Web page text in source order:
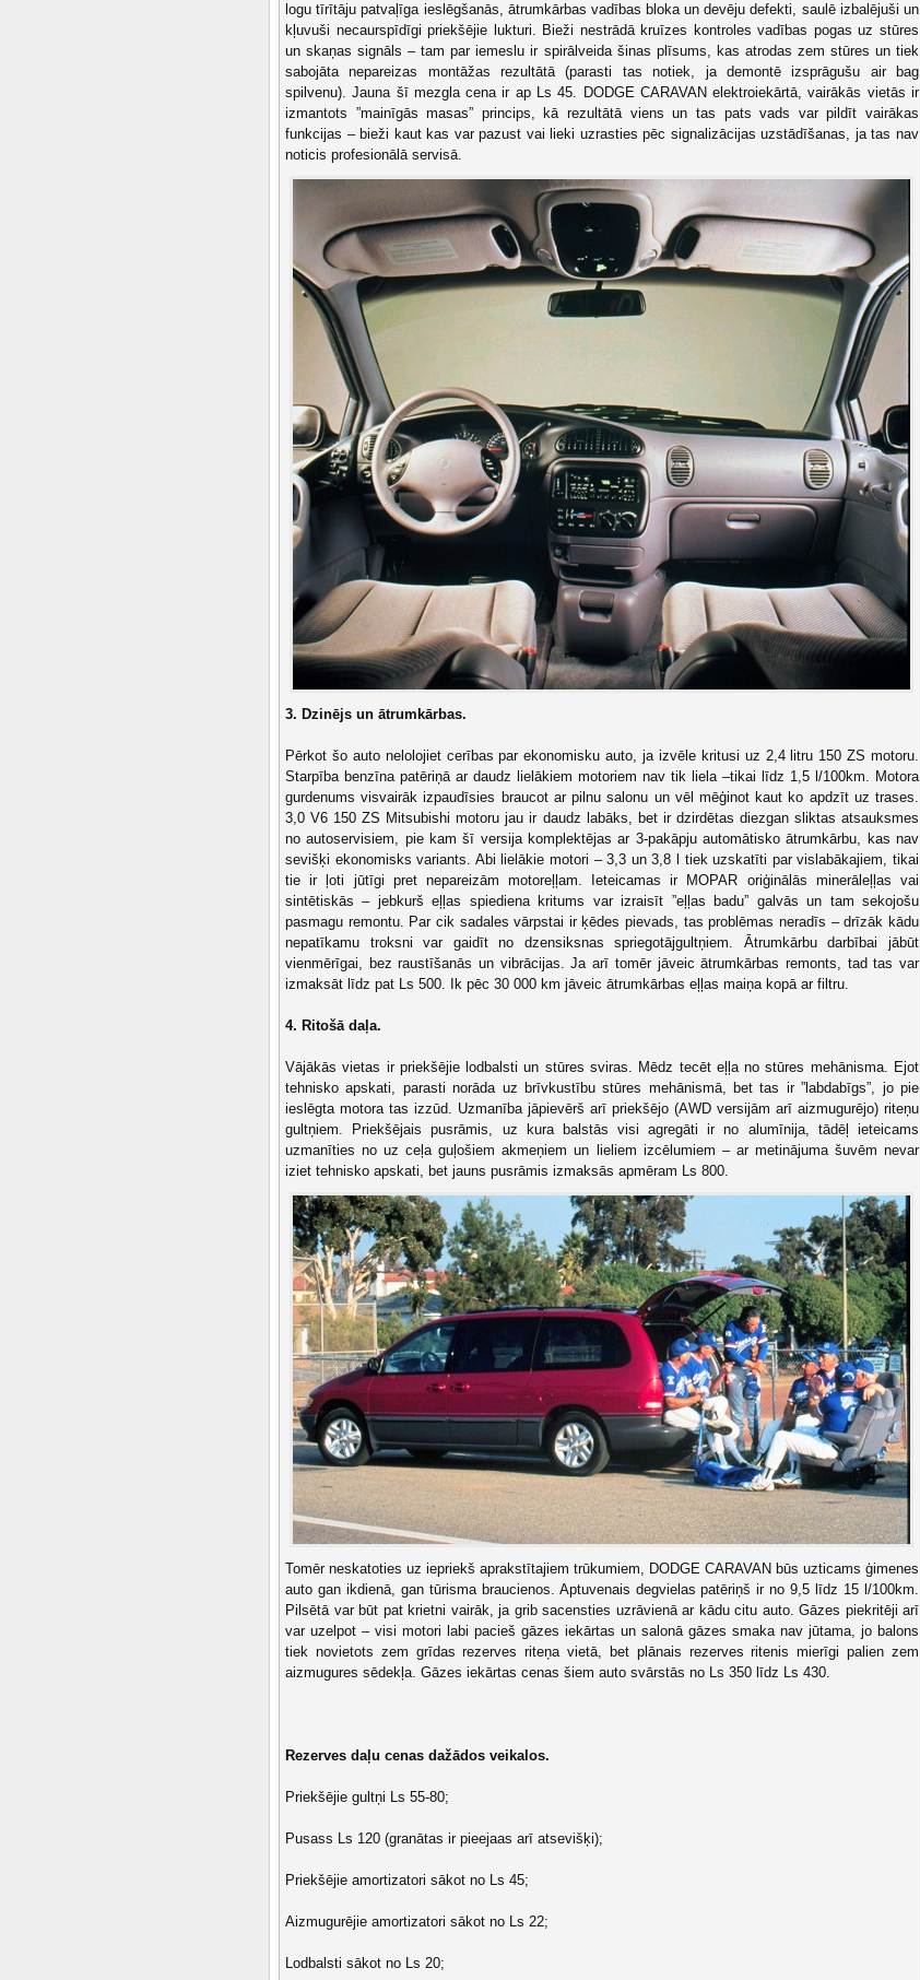
logu tīrītāju patvaļīga ieslēgšanās, ātrumkārbas vadības bloka un devēju defekti, saulē izbalējuši un
kļuvuši necaurspīdīgi priekšējie lukturi. Bieži nestrādā kruīzes kontroles vadības pogas uz stūres
un skaņas signāls – tam par iemeslu ir spirālveida šinas plīsums, kas atrodas zem stūres un tiek
sabojāta nepareizas montāžas rezultātā (parasti tas notiek, ja demontē izsprāgušu air bag
spilvenu). Jauna šī mezgla cena ir ap Ls 45. DODGE CARAVAN elektroiekārtā, vairākās vietās ir
izmantots ”mainīgās masas” princips, kā rezultātā viens un tas pats vads var pildīt vairākas
funkcijas – bieži kaut kas var pazust vai lieki uzrasties pēc signalizācijas uzstādīšanas, ja tas nav
noticis profesionālā servisā.
3. Dzinējs un ātrumkārbas.
Pērkot šo auto nelolojiet cerības par ekonomisku auto, ja izvēle kritusi uz 2,4 litru 150 ZS motoru.
Starpība benzīna patēriņā ar daudz lielākiem motoriem nav tik liela –tikai līdz 1,5 l/100km. Motora
gurdenums visvairāk izpaudīsies braucot ar pilnu salonu un vēl mēģinot kaut ko apdzīt uz trases.
3,0 V6 150 ZS Mitsubishi motoru jau ir daudz labāks, bet ir dzirdētas diezgan sliktas atsauksmes
no autoservisiem, pie kam šī versija komplektējas ar 3-pakāpju automātisko ātrumkārbu, kas nav
sevišķi ekonomisks variants. Abi lielākie motori – 3,3 un 3,8 l tiek uzskatīti par vislabākajiem, tikai
tie ir ļoti jūtīgi pret nepareizām motoreļļam. Ieteicamas ir MOPAR oriģinālās minerāleļļas vai
sintētiskās – jebkurš eļļas spiediena kritums var izraisīt ”eļļas badu” galvās un tam sekojošu
pasmagu remontu. Par cik sadales vārpstai ir ķēdes pievads, tas problēmas neradīs – drīzāk kādu
nepatīkamu troksni var gaidīt no dzensiksnas spriegotājgultņiem. Ātrumkārbu darbībai jābūt
vienmērīgai, bez raustīšanās un vibrācijas. Ja arī tomēr jāveic ātrumkārbas remonts, tad tas var
izmaksāt līdz pat Ls 500. Ik pēc 30 000 km jāveic ātrumkārbas eļļas maiņa kopā ar filtru.
4. Ritošā daļa.
Vājākās vietas ir priekšējie lodbalsti un stūres sviras. Mēdz tecēt eļļa no stūres mehānisma. Ejot
tehnisko apskati, parasti norāda uz brīvkustību stūres mehānismā, bet tas ir ”labdabīgs”, jo pie
ieslēgta motora tas izzūd. Uzmanība jāpievērš arī priekšējo (AWD versijām arī aizmugurējo) riteņu
gultņiem. Priekšējais pusrāmis, uz kura balstās visi agregāti ir no alumīnija, tādēļ ieteicams
uzmanīties no uz ceļa guļošiem akmeņiem un lieliem izcēlumiem – ar metinājuma šuvēm nevar
iziet tehnisko apskati, bet jauns pusrāmis izmaksās apmēram Ls 800.
Tomēr neskatoties uz iepriekš aprakstītajiem trūkumiem, DODGE CARAVAN būs uzticams ģimenes
auto gan ikdienā, gan tūrisma braucienos. Aptuvenais degvielas patēriņš ir no 9,5 līdz 15 l/100km.
Pilsētā var būt pat krietni vairāk, ja grib sacensties uzrāvienā ar kādu citu auto. Gāzes piekritēji arī
var uzelpot – visi motori labi pacieš gāzes iekārtas un salonā gāzes smaka nav jūtama, jo balons
tiek novietots zem grīdas rezerves riteņa vietā, bet plānais rezerves ritenis mierīgi palien zem
aizmugures sēdekļa. Gāzes iekārtas cenas šiem auto svārstās no Ls 350 līdz Ls 430.
Rezerves daļu cenas dažādos veikalos.
Priekšējie gultņi Ls 55-80;
Pusass Ls 120 (granātas ir pieejaas arī atsevišķi);
Priekšējie amortizatori sākot no Ls 45;
Aizmugurējie amortizatori sākot no Ls 22;
Lodbalsti sākot no Ls 20;